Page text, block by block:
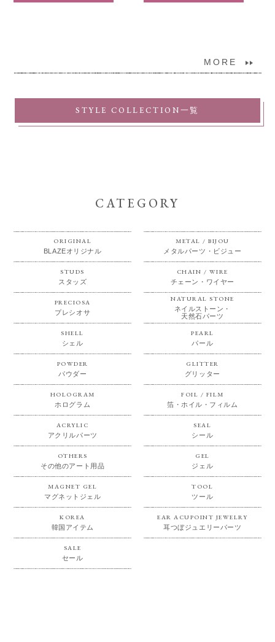
MORE
STYLE COLLECTION一覧
CATEGORY
ORIGINAL
BLAZEオリジナル
METAL / BIJOU
メタルパーツ・ビジュー
STUDS
スタッズ
CHAIN / WIRE
チェーン・ワイヤー
PRECIOSA
プレシオサ
NATURAL STONE
ネイルストーン・
天然石パーツ
SHELL
シェル
PEARL
パール
POWDER
パウダー
GLITTER
グリッター
HOLOGRAM
ホログラム
FOIL / FILM
箔・ホイル・フィルム
ACRYLIC
アクリルパーツ
SEAL
シール
OTHERS
その他のアート用品
GEL
ジェル
MAGNET GEL
マグネットジェル
TOOL
ツール
KOREA
韓国アイテム
EAR ACUPOINT JEWELRY
耳つぼジュエリーパーツ
SALE
セール